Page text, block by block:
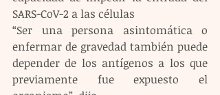
SARS-CoV-2 a las células
“Ser una persona asintomática o
enfermar de gravedad también puede
depender de los antígenos a los que
previamente fue expuesto el